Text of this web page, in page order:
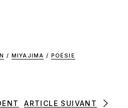
/ MIYAJIMA / POÉSIE
ARTICLE SUIVANT